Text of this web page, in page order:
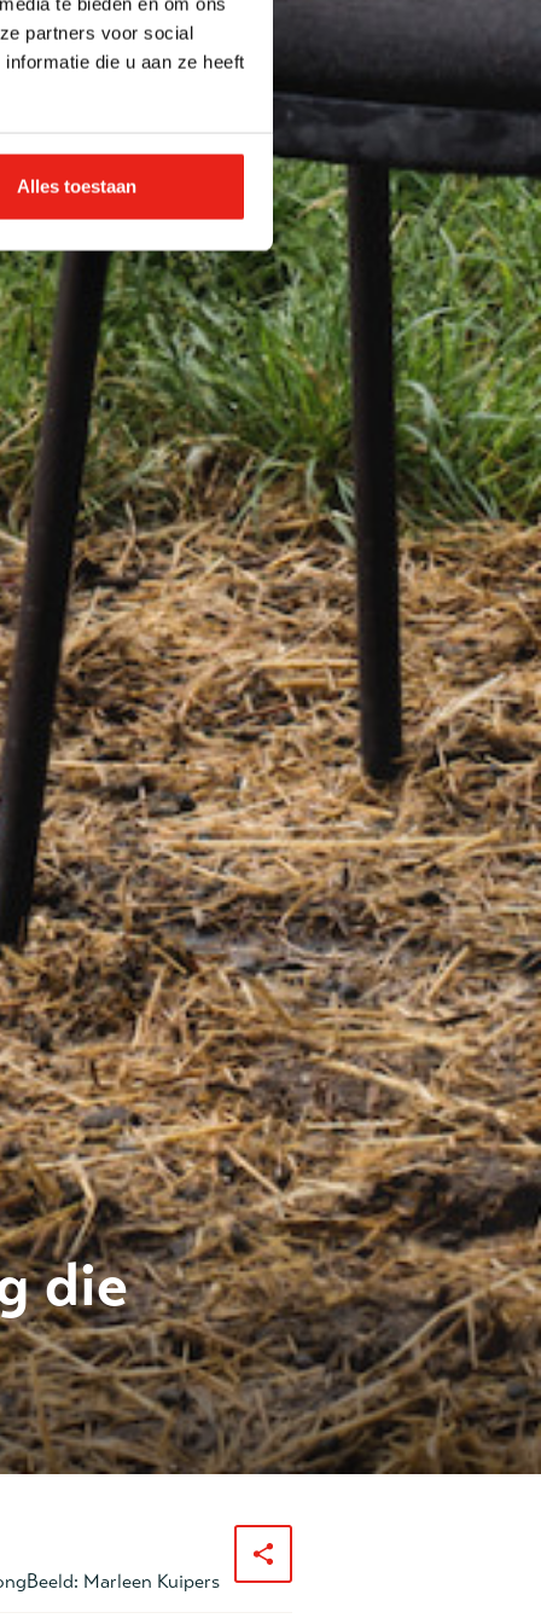
partners voor social
die u aan ze heeft
Alles toestaan
die
Beeld: Marleen Kuipers